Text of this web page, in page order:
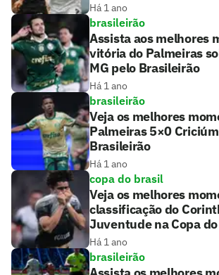
Há 1 ano
brasileirão
Assista aos melhores
vitória do Palmeiras
MG pelo Brasileirão
Há 1 ano
brasileirão
Veja os melhores
Palmeiras 5×0
Brasileirão
Há 1 ano
copa do brasil
Veja os melhores
classificação do
Juventude na Copa
Há 1 ano
brasileirão